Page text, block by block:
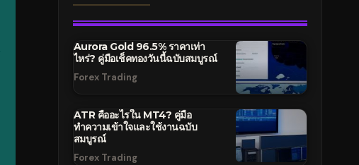
Aurora Gold 96.5% ราคาเท่า
ไหร่? คู่มือเช็คทองวันนี้ฉบับสมบูรณ์
Forex Trading
ATR คืออะไรใน MT4? คู่มือ
ทำความเข้าใจและใช้งานฉบับ
สมบูรณ์
Forex Trading